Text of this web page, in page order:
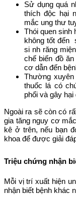
Sử dụng quá
thích độc hại
mắc ung thư
Thói quen sinh
không tốt đến
si nh răng
chế biến đồ
cơ dẫn đến
Thường
thuốc lá có
phổi và gây
Ngoài ra sẽ còn có
gia tăng nguy cơ
kê ở trên, nếu bạn
khoa để được giải
Triệu chứng nhận
Mỗi vị trí xuất hiện
nhận biết bệnh khác